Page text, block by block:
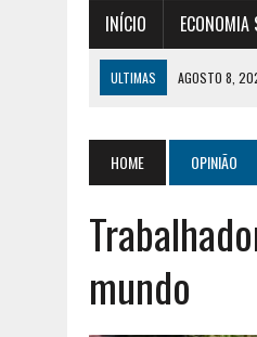
INÍCIO ECONOMIA
ULTIMAS AGOSTO 8,
AGOSTO 2, 2026 |
AGOSTO 8, 2026
HOME OPINIÃO
mundo